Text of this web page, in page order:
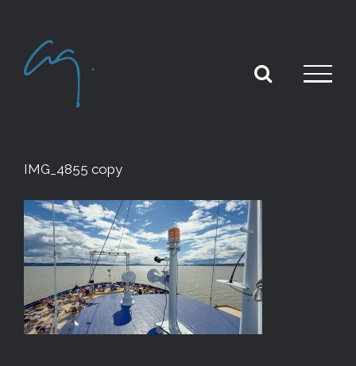
content
IMG_4855 copy